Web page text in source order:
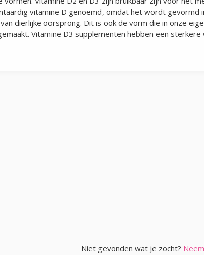
vitamine D genoemd, omdat het wordt gevormd
dierlijke oorsprong. Dit is ook de vorm die in onze
Vitamine D3 supplementen hebben een
Niet gevonden wat je zocht?